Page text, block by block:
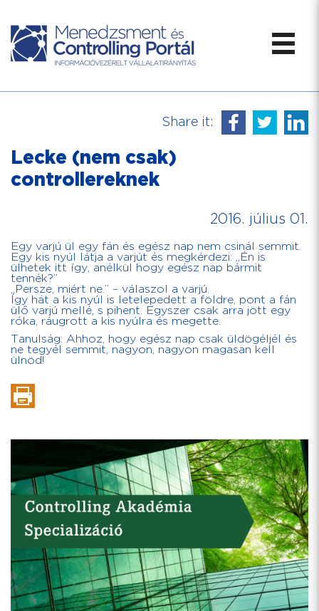
Share it:
Lecke (nem csak)
controllereknek
2016. július 01.
Egy varjú ül egy fán és egész nap nem csinál semmit.
Egy kis nyúl látja a varjút és megkérdezi: „Én is
ülhetek itt így, anélkül hogy egész nap bármit
tennék?”
„Persze, miért ne.” – válaszol a varjú.
Így hát a kis nyúl is letelepedett a földre, pont a fán
ülő varjú mellé, s pihent. Egyszer csak arra jött egy
róka, ráugrott a kis nyúlra és megette.
Tanulság: Ahhoz, hogy egész nap csak üldögéljél és
ne tegyél semmit, nagyon, nagyon magasan kell
ülnöd!